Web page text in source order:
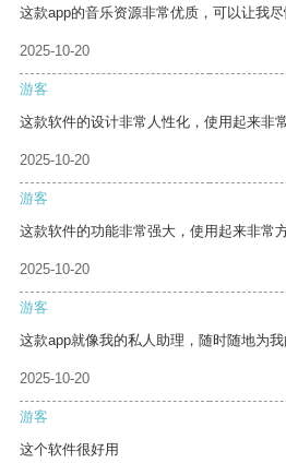
这款app的音乐资源非常优质，可以让我尽
2025-10-20
游客
这款软件的设计非常人性化，使用起来非常
2025-10-20
游客
这款软件的功能非常强大，使用起来非常方
2025-10-20
游客
这款app就像我的私人助理，随时随地为我
2025-10-20
游客
这个软件很好用